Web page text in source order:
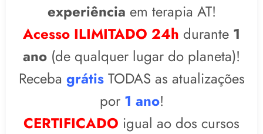
experiência em terapia AT!
Acesso ILIMITADO 24h durante 1
ano (de qualquer lugar do planeta)!
Receba grátisTODAS as atualizações
por 1 ano!
CERTIFICADO igual ao dos cursos